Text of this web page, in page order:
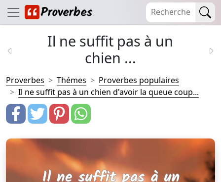
Il ne suffit pas à un
chien ...
Proverbes Thémes
Proverbes populaires
Il ne suffit pas à un chien d'avoir la queue coup...